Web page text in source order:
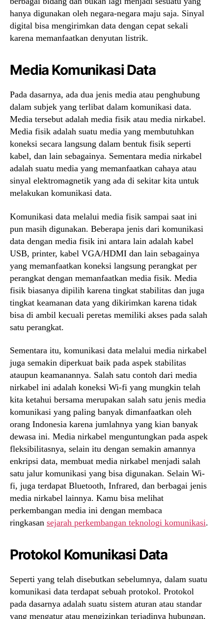
hanya digunakan oleh negara-negara maju saja. Sinyal
digital bisa mengirimkan data dengan cepat sekali
karena memanfaatkan denyutan listrik.
Media Komunikasi Data
Pada dasarnya, ada dua jenis media atau penghubung
dalam subjek yang terlibat dalam komunikasi data.
Media tersebut adalah media fisik atau media nirkabel.
Media fisik adalah suatu media yang membutuhkan
koneksi secara langsung dalam bentuk fisik seperti
kabel, dan lain sebagainya. Sementara media nirkabel
adalah suatu media yang memanfaatkan cahaya atau
sinyal elektromagnetik yang ada di sekitar kita untuk
melakukan komunikasi data.
Komunikasi data melalui media fisik sampai saat ini
pun masih digunakan. Beberapa jenis dari komunikasi
data dengan media fisik ini antara lain adalah kabel
USB, printer, kabel VGA/HDMI dan lain sebagainya
yang memanfaatkan koneksi langsung perangkat per
perangkat dengan memanfaatkan media fisik. Media
fisik biasanya dipilih karena tingkat stabilitas dan juga
tingkat keamanan data yang dikirimkan karena tidak
bisa di ambil kecuali peretas memiliki akses pada salah
satu perangkat.
Sementara itu, komunikasi data melalui media nirkabel
juga semakin diperkuat baik pada aspek stabilitas
ataupun keamanannya. Salah satu contoh dari media
nirkabel ini adalah koneksi Wi-fi yang mungkin telah
kita ketahui bersama merupakan salah satu jenis media
komunikasi yang paling banyak dimanfaatkan oleh
orang Indonesia karena jumlahnya yang kian banyak
dewasa ini. Media nirkabel menguntungkan pada aspek
fleksibilitasnya, selain itu dengan semakin amannya
enkripsi data, membuat media nirkabel menjadi salah
satu jalur komunikasi yang bisa digunakan. Selain Wi-
fi, juga terdapat Bluetooth, Infrared, dan berbagai jenis
media nirkabel lainnya. Kamu bisa melihat
perkembangan media ini dengan membaca
ringkasan sejarah perkembangan teknologi komunikasi.
Protokol Komunikasi Data
Seperti yang telah disebutkan sebelumnya, dalam suatu
komunikasi data terdapat sebuah protokol. Protokol
pada dasarnya adalah suatu sistem aturan atau standar
yang mengatur atau mengizinkan terjadinya hubungan,